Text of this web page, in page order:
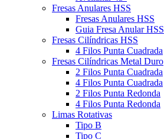
Fresas Anulares HSS
Fresas Anulares HSS
Guia Fresa Anular HSS
Fresas Cilíndricas HSS
4 Filos Punta Cuadrada
Fresas Cilíndricas Metal Duro
2 Filos Punta Cuadrada
4 Filos Punta Cuadrada
2 Filos Punta Redonda
4 Filos Punta Redonda
Limas Rotativas
Tipo B
Tipo C